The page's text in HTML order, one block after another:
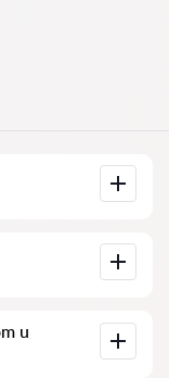
i adrese.
postoji
u